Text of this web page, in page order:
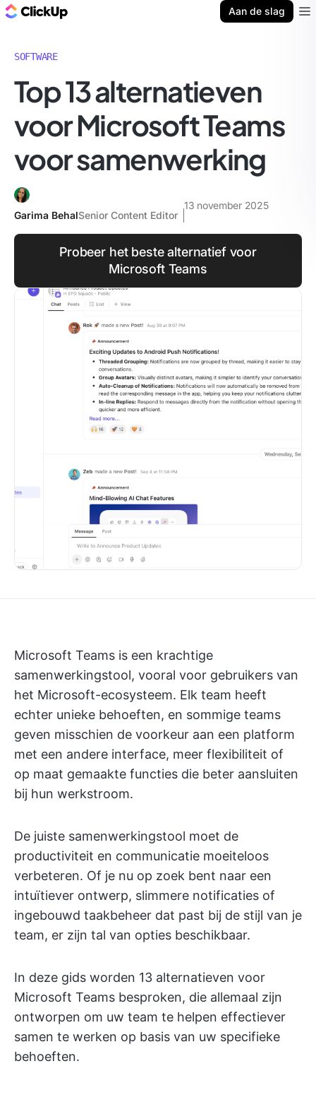
Aan de slag
SOFTWARE
Top 13 alternatieven
voor Microsoft Teams
voor samenwerking
Garima BehalSenior Content Editor
13 november 2025
Probeer het beste alternatief voor
Microsoft Teams
Microsoft Teams is een krachtige
samenwerkingstool, vooral voor gebruikers van
het Microsoft-ecosysteem. Elk team heeft
echter unieke behoeften, en sommige teams
geven misschien de voorkeur aan een platform
met een andere interface, meer flexibiliteit of
op maat gemaakte functies die beter aansluiten
bij hun werkstroom.
De juiste samenwerkingstool moet de
productiviteit en communicatie moeiteloos
verbeteren. Of je nu op zoek bent naar een
intuïtiever ontwerp, slimmere notificaties of
ingebouwd taakbeheer dat past bij de stijl van je
team, er zijn tal van opties beschikbaar.
In deze gids worden 13 alternatieven voor
Microsoft Teams besproken, die allemaal zijn
ontworpen om uw team te helpen effectiever
samen te werken op basis van uw specifieke
behoeften.